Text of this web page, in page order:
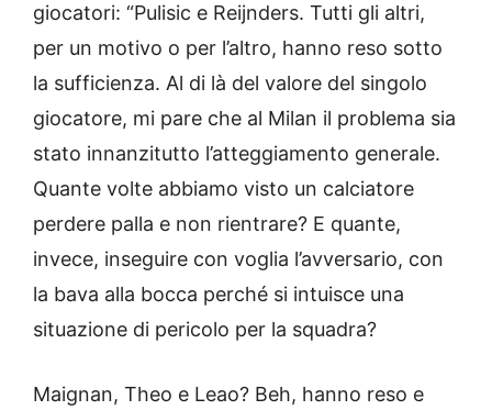
giocatori: “Pulisic e Reijnders. Tutti gli altri,
per un motivo o per l’altro, hanno reso sotto
la sufficienza. Al di là del valore del singolo
giocatore, mi pare che al Milan il problema sia
stato innanzitutto l’atteggiamento generale.
Quante volte abbiamo visto un calciatore
perdere palla e non rientrare? E quante,
invece, inseguire con voglia l’avversario, con
la bava alla bocca perché si intuisce una
situazione di pericolo per la squadra?
Maignan, Theo e Leao? Beh, hanno reso e